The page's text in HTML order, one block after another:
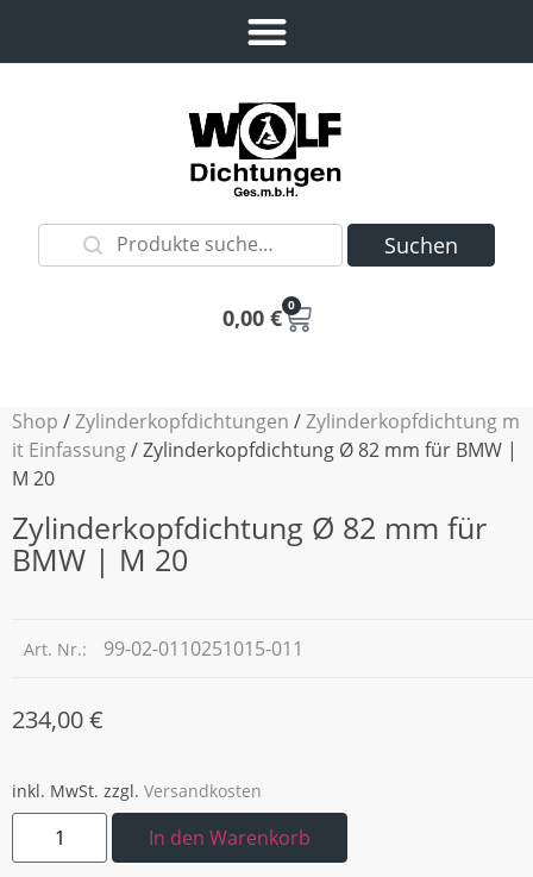
Suchen
0,00 € 0
Shop /Zylinderkopfdichtungen /Zylinderkopfdichtung m
it Einfassung/ Zylinderkopfdichtung Ø 82 mm für BMW |
M 20
Zylinderkopfdichtung Ø 82 mm für
BMW | M 20
Art. Nr.: 99-02-0110251015-011
234,00€
inkl. MwSt. zzgl. Versandkosten
In den Warenkorb